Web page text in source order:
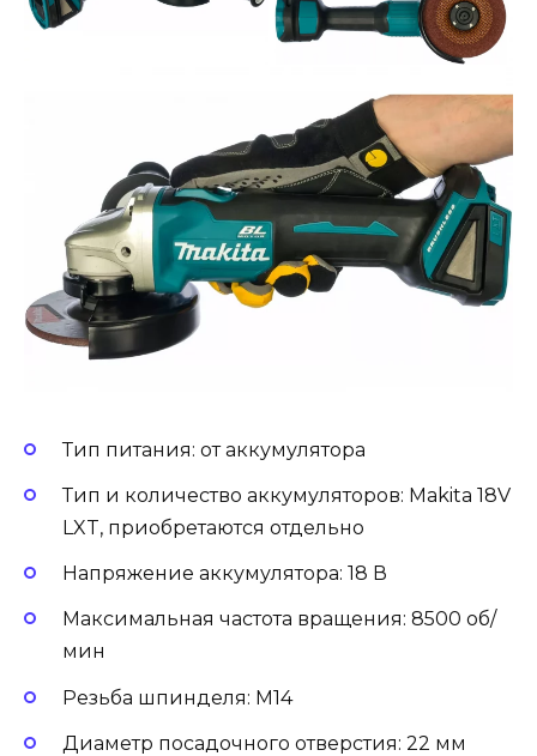
Тип питания: от аккумулятора
Тип и количество аккумуляторов: Makita 18V
LXT, приобретаются отдельно
Напряжение аккумулятора: 18 В
Максимальная частота вращения: 8500 об/
мин
Резьба шпинделя: М14
Диаметр посадочного отверстия: 22 мм